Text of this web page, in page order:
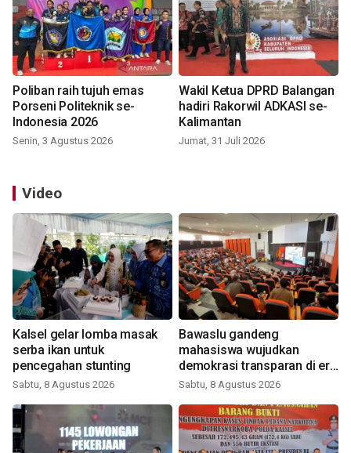
Poliban raih tujuh emas
Porseni Politeknik se-
Indonesia 2026
Senin, 3 Agustus 2026
Wakil Ketua DPRD Balangan
hadiri Rakorwil ADKASI se-
Kalimantan
Jumat, 31 Juli 2026
Video
Kalsel gelar lomba masak
serba ikan untuk
pencegahan stunting
Sabtu, 8 Agustus 2026
Bawaslu gandeng
mahasiswa wujudkan
demokrasi transparan di era
digital
Sabtu, 8 Agustus 2026